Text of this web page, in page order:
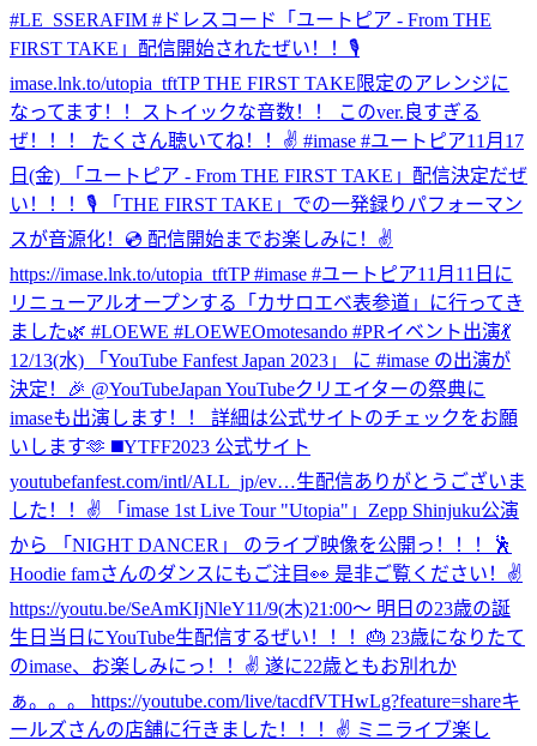
#LE_SSERAFIM #ドレスコード
「ユートピア - From THE
FIRST TAKE」配信開始されたぜい！！🎙
imase.lnk.to/utopia_tftTP THE FIRST TAKE限定のアレンジに
なってます！！ストイックな音数！！ このver.良すぎる
ぜ！！！ たくさん聴いてね！！✌️ #imase #ユートピア11月17
日(金) 「ユートピア - From THE FIRST TAKE」配信決定だぜ
い！！！🎙 「THE FIRST TAKE」での一発録りパフォーマン
スが音源化！💿 配信開始までお楽しみに！✌️
https://imase.lnk.to/utopia_tftTP #imase #ユートピア11月11日に
リニューアルオープンする「カサロエベ表参道」に行ってき
ました🌿 #LOEWE #LOEWEOmotesando #PRイベント出演💃
12/13(水) 「YouTube Fanfest Japan 2023」 に #imase の出演が
決定！🎉 @YouTubeJapan YouTubeクリエイターの祭典に
imaseも出演します！！ 詳細は公式サイトのチェックをお願
いします🫶 ◼️YTFF2023 公式サイト
youtubefanfest.com/intl/ALL_jp/ev…生配信ありがとうございま
した！！✌️ 「imase 1st Live Tour "Utopia"」Zepp Shinjuku公演
から 「NIGHT DANCER」 のライブ映像を公開っ！！！🕺
Hoodie famさんのダンスにもご注目👀 是非ご覧ください！✌️
https://youtu.be/SeAmKIjNleY11/9(木)21:00〜 明日の23歳の誕
生日当日にYouTube生配信するぜい！！！🎂 23歳になりたて
のimase、お楽しみにっ！！✌️ 遂に22歳ともお別れか
ぁ。。。 https://youtube.com/live/tacdfVTHwLg?feature=shareキ
ールズさんの店舗に行きました！！！✌️ ミニライブ楽し